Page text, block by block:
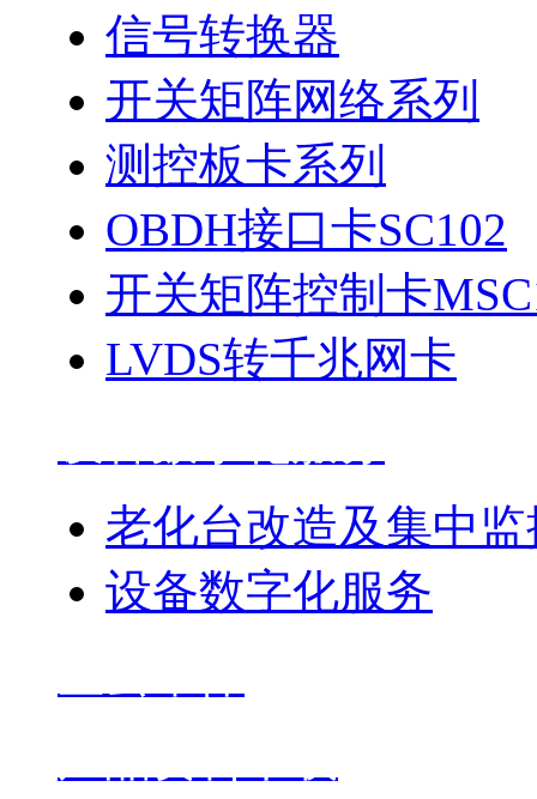
信号转换器
开关矩阵网络系列
测控板卡系列
OBDH接口卡SC102
开关矩阵控制卡
LVDS转千兆网卡
老化台改造及集中监
设备数字化服务